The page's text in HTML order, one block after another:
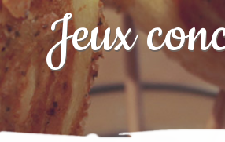
Jeux